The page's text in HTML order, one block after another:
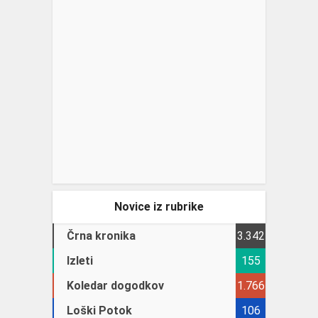
Novice iz rubrike
Črna kronika
3.342
Izleti
155
Koledar dogodkov
1.766
Loški Potok
106